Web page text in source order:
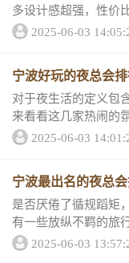
多设计感超强，性价
总会就是这家，是不
会推荐名单如...
2025-06-03
宁波好玩的夜总会
活玩的明明白白
对于夜生活的定义包
来看看这几家热闹的
感的音乐…只要您来
2025-06-03
宁波最出名的夜总
不会让你吃亏
是否厌倦了循规蹈矩
有一些放纵不羁的旅
本地气氛超赞的夜总
2025-06-03